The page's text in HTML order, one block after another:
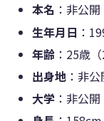
本名 ：非公開
生年月日 ：
年齢 ：25歳
出身地 ：非公
大学 ：非公開